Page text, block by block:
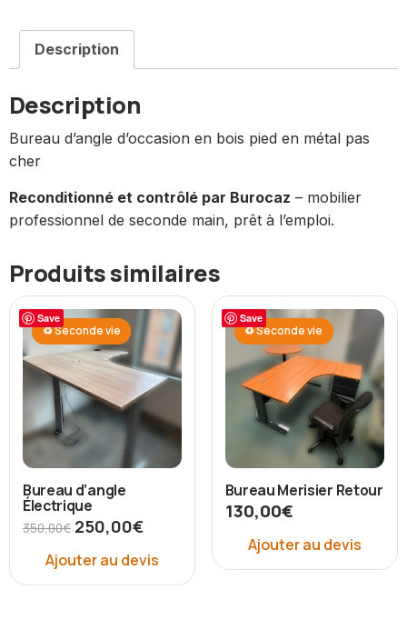
Description
Description
Bureau d’angle d’occasion en bois pied en métal pas
cher
Reconditionné et contrôlé par Burocaz – mobilier
professionnel de seconde main, prêt à l’emploi.
Produits similaires
Save
♻ Seconde vie
Bureau d’angle
Électrique
350,00€ 250,00€
Ajouter au devis
Save
♻ Seconde vie
Bureau Merisier Retour
130,00€
Ajouter au devis